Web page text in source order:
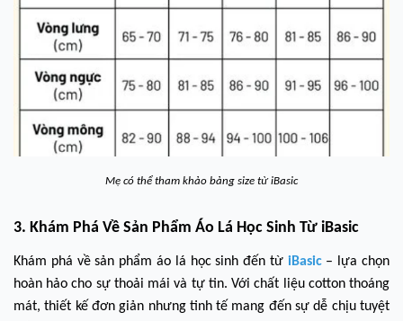
Mẹ có thể tham khảo bảng size từ iBasic
3. Khám Phá Về Sản Phẩm Áo Lá Học Sinh Từ iBasic
Khám phá về sản phẩm áo lá học sinh đến từ iBasic– lựa chọn
hoàn hảo cho sự thoải mái và tự tin. Với chất liệu cotton thoáng
mát, thiết kế đơn giản nhưng tinh tế mang đến sự dễ chịu tuyệt